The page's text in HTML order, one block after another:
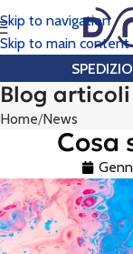
Skip to navigation
Skip to main content
Blog articoli
Home News
Cosa